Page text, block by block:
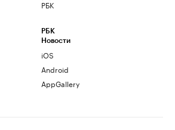
РБК
РБК
Новости
iOS
Android
AppGallery